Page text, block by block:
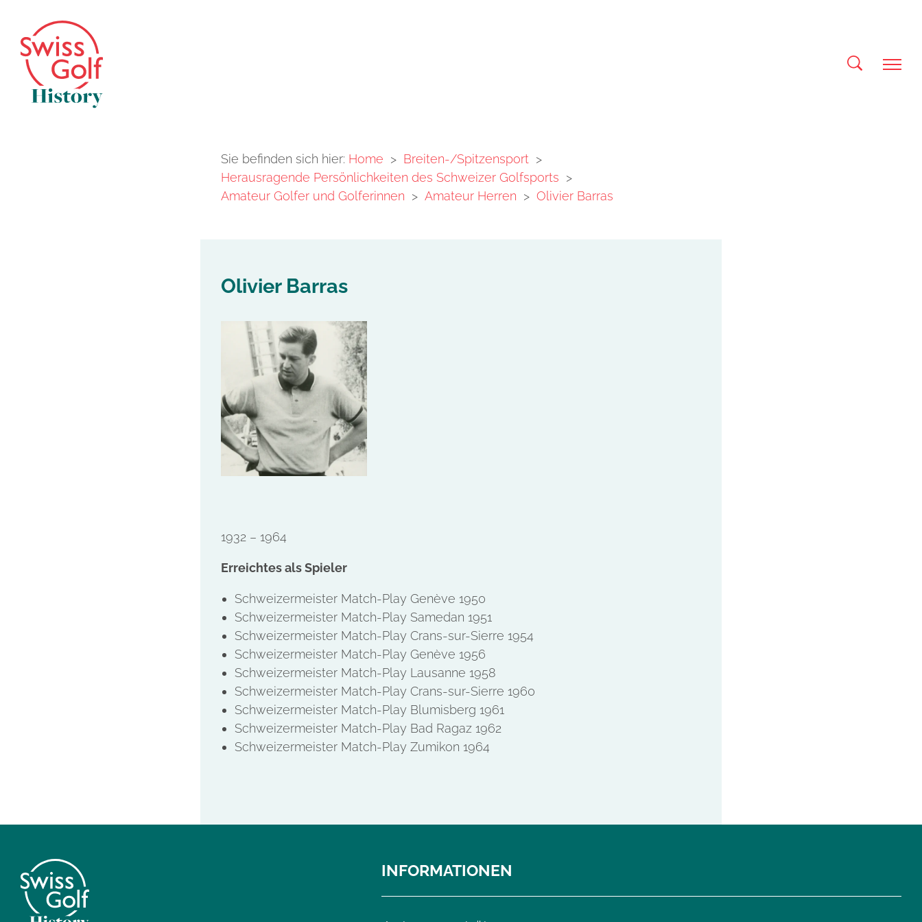
Sie befinden sich hier: Home > Breiten-/Spitzensport >
Herausragende Persönlichkeiten des Schweizer Golfsports >
Amateur Golfer und Golferinnen > Amateur Herren > Olivier Barras
Olivier Barras
1932 – 1964
Erreichtes als Spieler
Schweizermeister Match-Play Genève 1950
Schweizermeister Match-Play Samedan 1951
Schweizermeister Match-Play Crans-sur-Sierre 1954
Schweizermeister Match-Play Genève 1956
Schweizermeister Match-Play Lausanne 1958
Schweizermeister Match-Play Crans-sur-Sierre 1960
Schweizermeister Match-Play Blumisberg 1961
Schweizermeister Match-Play Bad Ragaz 1962
Schweizermeister Match-Play Zumikon 1964
INFORMATIONEN